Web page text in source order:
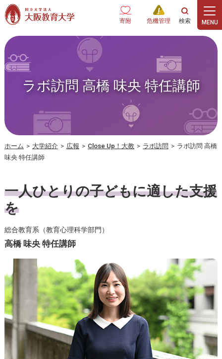
本文へ
寄附 危機管理
ラボ訪問 高橋 味央 特任講師
ホーム > 大学紹介 > 広報 > Close Up！大教 > ラボ訪問 > ラボ訪問 高橋
味央 特任講師
一人ひとりの子どもに適した支援
を
総合教育系（教育心理科学部門）
高橋 味央 特任講師